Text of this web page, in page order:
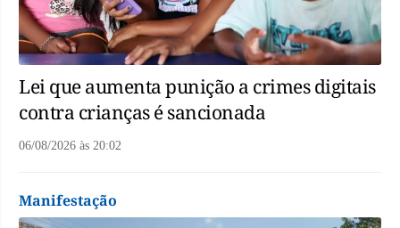
Lei que aumenta punição a crimes digitais
contra crianças é sancionada
06/08/2026 às 20:02
Manifestação